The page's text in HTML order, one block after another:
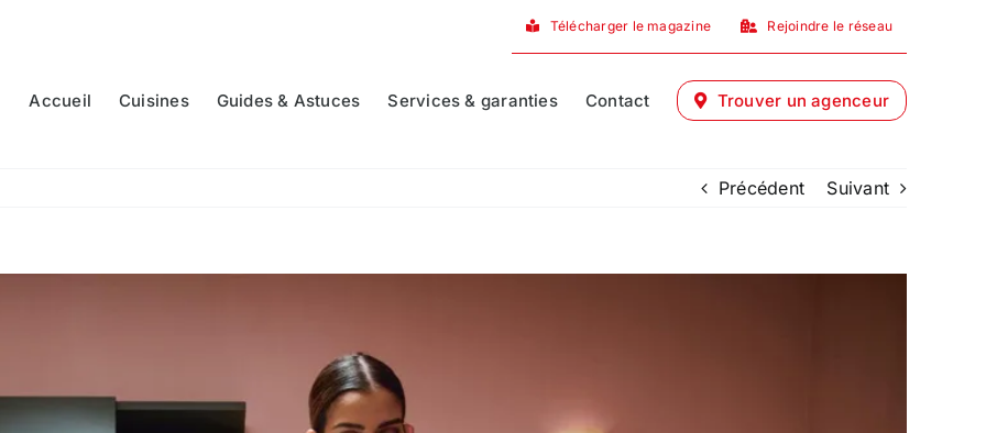
Télécharger le magazine Rejoindre le réseau
Accueil Cuisines Guides & Astuces Services & garanties Contact Trouver un agenceur
Précédent Suivant